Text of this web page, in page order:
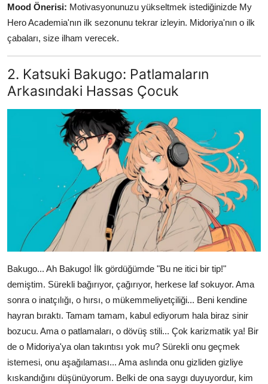
Mood Önerisi: Motivasyonunuzu yükseltmek istediğinizde My
Hero Academia'nın ilk sezonunu tekrar izleyin. Midoriya'nın o ilk
çabaları, size ilham verecek.
2. Katsuki Bakugo: Patlamaların
Arkasındaki Hassas Çocuk
Bakugo... Ah Bakugo! İlk gördüğümde "Bu ne itici bir tip!"
demiştim. Sürekli bağırıyor, çağırıyor, herkese laf sokuyor. Ama
sonra o inatçılığı, o hırsı, o mükemmeliyetçiliği... Beni kendine
hayran bıraktı. Tamam tamam, kabul ediyorum hala biraz sinir
bozucu. Ama o patlamaları, o dövüş stili... Çok karizmatik ya! Bir
de o Midoriya'ya olan takıntısı yok mu? Sürekli onu geçmek
istemesi, onu aşağılaması... Ama aslında onu gizliden gizliye
kıskandığını düşünüyorum. Belki de ona saygı duyuyordur, kim